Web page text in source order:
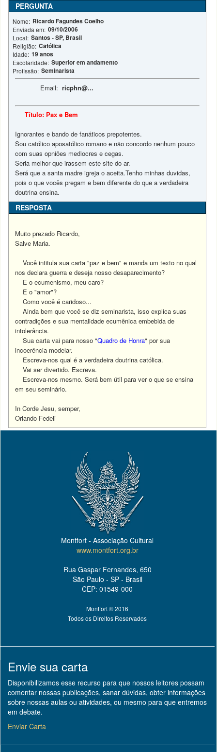
PERGUNTA
Nome: Ricardo Fagundes Coelho
Enviada em: 09/10/2006
Local: Santos - SP, Brasil
Religião: Católica
Idade: 19 anos
Escolaridade: Superior em andamento
Profissão: Seminarista
Email:ricphn@...
Título: Pax e Bem
Ignorantes e bando de fanáticos prepotentes.
Sou católico aposatólico romano e não concordo nenhum pouco
com suas opniões mediocres e cegas.
Seria melhor que irassem este site do ar.
Será que a santa madre igreja o aceita.Tenho minhas duvidas,
pois o que vocês pregam e bem diferente do que a verdadeira
doutrina ensina.
RESPOSTA
Muito prezado Ricardo,
Salve Maria.
Você intitula sua carta "paz e bem" e manda um texto no qual
nos declara guerra e deseja nosso desaparecimento?
E o ecumenismo, meu caro?
E o "amor"?
Como você é caridoso...
Ainda bem que você se diz seminarista, isso explica suas
contradições e sua mentalidade ecumênica embebida de
intolerância.
Sua carta vai para nosso "Quadro de Honra" por sua
incoerência modelar.
Escreva-nos qual é a verdadeira doutrina católica.
Vai ser divertido. Escreva.
Escreva-nos mesmo. Será bem útil para ver o que se ensina
em seu seminário.
In Corde Jesu, semper,
Orlando Fedeli
Montfort - Associação Cultural
www.montfort.org.br
Rua Gaspar Fernandes, 650
São Paulo - SP - Brasil
CEP: 01549-000
Montfort © 2016
Todos os Direitos Reservados
Envie sua carta
Disponibilizamos esse recurso para que nossos leitores possam
comentar nossas publicações, sanar dúvidas, obter informações
sobre nossas aulas ou atividades, ou mesmo para que entremos
em debate.
Enviar Carta